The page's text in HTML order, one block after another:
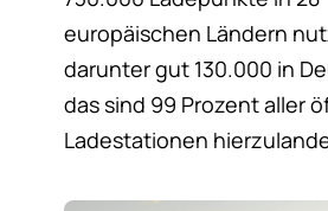
europäischen Ländern
darunter gut 130.000 in
das sind 99 Prozent aller
Ladestationen